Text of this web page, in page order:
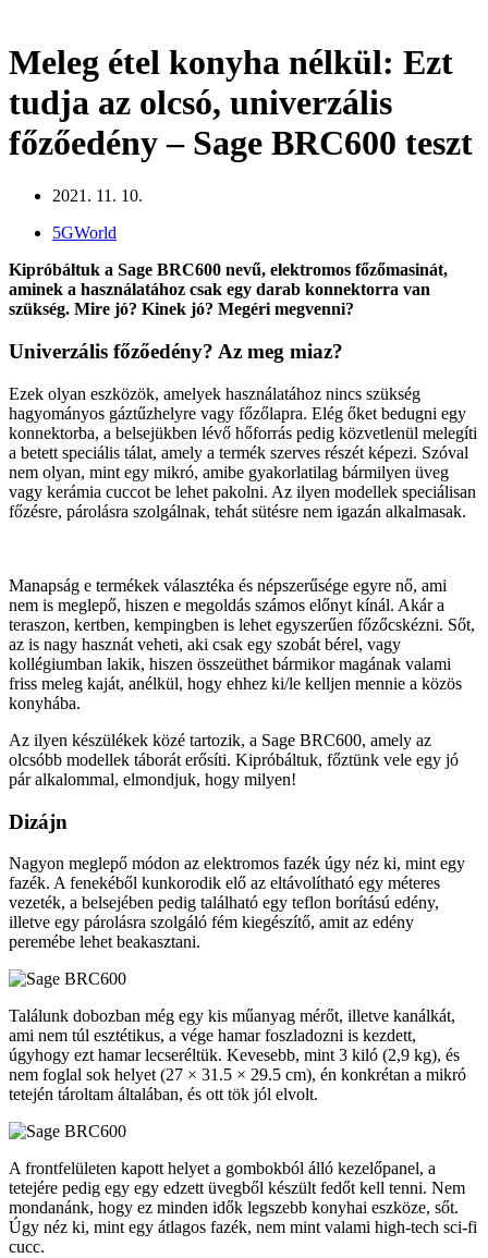
Meleg étel konyha nélkül: Ezt
tudja az olcsó, univerzális
főzőedény – Sage BRC600 teszt
2021. 11. 10.
5GWorld
Kipróbáltuk a Sage BRC600 nevű, elektromos főzőmasinát,
aminek a használatához csak egy darab konnektorra van
szükség. Mire jó? Kinek jó? Megéri megvenni?
Univerzális főzőedény? Az meg miaz?
Ezek olyan eszközök, amelyek használatához nincs szükség
hagyományos gáztűzhelyre vagy főzőlapra. Elég őket bedugni egy
konnektorba, a belsejükben lévő hőforrás pedig közvetlenül melegíti
a betett speciális tálat, amely a termék szerves részét képezi. Szóval
nem olyan, mint egy mikró, amibe gyakorlatilag bármilyen üveg
vagy kerámia cuccot be lehet pakolni. Az ilyen modellek speciálisan
főzésre, párolásra szolgálnak, tehát sütésre nem igazán alkalmasak.
Manapság e termékek választéka és népszerűsége egyre nő, ami
nem is meglepő, hiszen e megoldás számos előnyt kínál. Akár a
teraszon, kertben, kempingben is lehet egyszerűen főzőcskézni. Sőt,
az is nagy hasznát veheti, aki csak egy szobát bérel, vagy
kollégiumban lakik, hiszen összeüthet bármikor magának valami
friss meleg kaját, anélkül, hogy ehhez ki/le kelljen mennie a közös
konyhába.
Az ilyen készülékek közé tartozik, a Sage BRC600, amely az
olcsóbb modellek táborát erősíti. Kipróbáltuk, főztünk vele egy jó
pár alkalommal, elmondjuk, hogy milyen!
Dizájn
Nagyon meglepő módon az elektromos fazék úgy néz ki, mint egy
fazék. A fenekéből kunkorodik elő az eltávolítható egy méteres
vezeték, a belsejében pedig található egy teflon borítású edény,
illetve egy párolásra szolgáló fém kiegészítő, amit az edény
peremébe lehet beakasztani.
Találunk dobozban még egy kis műanyag mérőt, illetve kanálkát,
ami nem túl esztétikus, a vége hamar foszladozni is kezdett,
úgyhogy ezt hamar lecseréltük. Kevesebb, mint 3 kiló (2,9 kg), és
nem foglal sok helyet (27 × 31.5 × 29.5 cm), én konkrétan a mikró
tetején tároltam általában, és ott tök jól elvolt.
A frontfelületen kapott helyet a gombokból álló kezelőpanel, a
tetejére pedig egy egy edzett üvegből készült fedőt kell tenni. Nem
mondanánk, hogy ez minden idők legszebb konyhai eszköze, sőt.
Úgy néz ki, mint egy átlagos fazék, nem mint valami high-tech sci-fi
cucc.